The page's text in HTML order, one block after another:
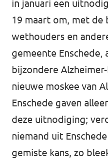
in januari een
19 maart om, met de
wethouders en
gemeente Enschede,
bijzondere
nieuwe moskee van
Enschede gaven
deze uitnodiging;
niemand uit
gemiste kans, zo